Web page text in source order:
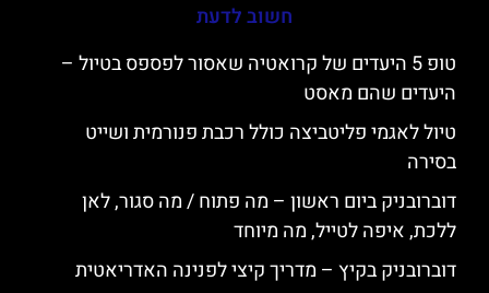
חשוב לדעת
טופ 5 היעדים של קרואטיה שאסור לפספס בטיול –
היעדים שהם מאסט
טיול לאגמי פליטביצה כולל רכבת פנורמית ושייט
בסירה
דוברובניק ביום ראשון – מה פתוח / מה סגור, לאן
ללכת, איפה לטייל, מה מיוחד
דוברובניק בקיץ – מדריך קיצי לפנינה האדריאטית